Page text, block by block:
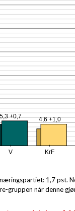
+0,7 4,6 +1,0
V KrF
1,7 pst.
når denne